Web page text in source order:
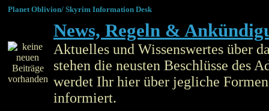
Planet Oblivion/ Skyrim Information Desk
News, Regeln &
Aktuelles und Wissenswertes über
stehen die neusten Beschlüsse des
werdet Ihr hier über jegliche
informiert.